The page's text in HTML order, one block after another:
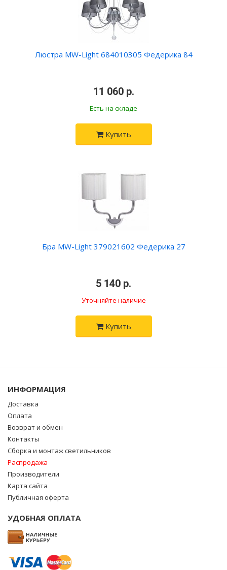
Люстра MW-Light 684010305 Федерика 84
11 060 р.
Есть на складе
Купить
Бра MW-Light 379021602 Федерика 27
5 140 р.
Уточняйте наличие
Купить
ИНФОРМАЦИЯ
Доставка
Оплата
Возврат и обмен
Контакты
Сборка и монтаж светильников
Распродажа
Производители
Карта сайта
Публичная оферта
УДОБНАЯ ОПЛАТА